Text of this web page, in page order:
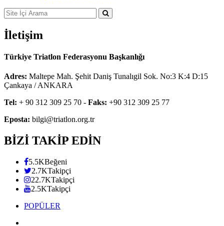
İletişim
Türkiye Triatlon Federasyonu Başkanlığı
Adres: Maltepe Mah. Şehit Daniş Tunalıgil Sok. No:3 K:4 D:15
Çankaya / ANKARA
Tel: + 90 312 309 25 70 - Faks: +90 312 309 25 77
Eposta: bilgi@triatlon.org.tr
BİZİ TAKİP EDİN
5.5KBeğeni
2.7KTakipçi
22.7KTakipçi
2.5KTakipçi
POPÜLER